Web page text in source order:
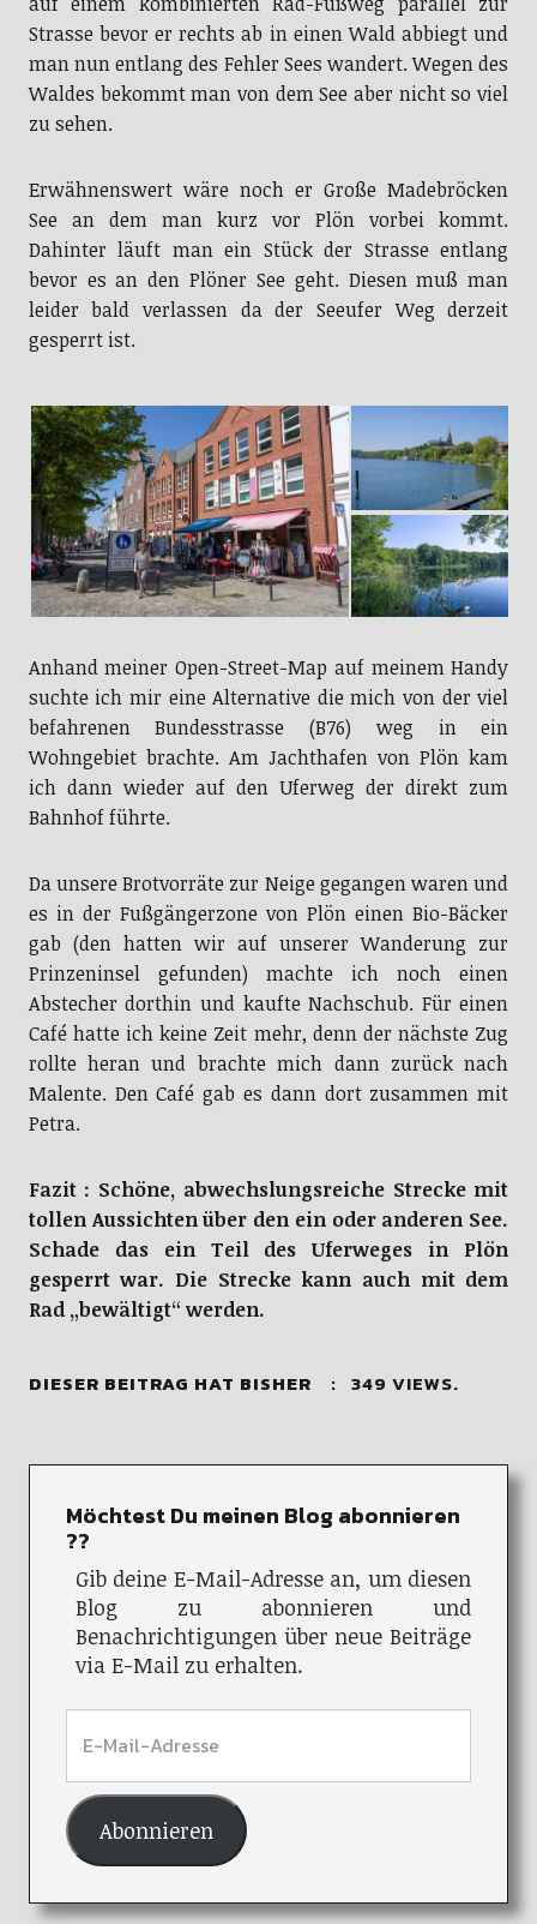
Strasse bevor er rechts ab in einen Wald abbiegt und
man nun entlang des Fehler Sees wandert. Wegen des
Waldes bekommt man von dem See aber nicht so viel
zu sehen.
Erwähnenswert wäre noch er Große Madebröcken
See an dem man kurz vor Plön vorbei kommt.
Dahinter läuft man ein Stück der Strasse entlang
bevor es an den Plöner See geht. Diesen muß man
leider bald verlassen da der Seeufer Weg derzeit
gesperrt ist.
Anhand meiner Open-Street-Map auf meinem Handy
suchte ich mir eine Alternative die mich von der viel
befahrenen Bundesstrasse (B76) weg in ein
Wohngebiet brachte. Am Jachthafen von Plön kam
ich dann wieder auf den Uferweg der direkt zum
Bahnhof führte.
Da unsere Brotvorräte zur Neige gegangen waren und
es in der Fußgängerzone von Plön einen Bio-Bäcker
gab (den hatten wir auf unserer Wanderung zur
Prinzeninsel gefunden) machte ich noch einen
Abstecher dorthin und kaufte Nachschub. Für einen
Café hatte ich keine Zeit mehr, denn der nächste Zug
rollte heran und brachte mich dann zurück nach
Malente. Den Café gab es dann dort zusammen mit
Petra.
Fazit : Schöne, abwechslungsreiche Strecke mit
tollen Aussichten über den ein oder anderen See.
Schade das ein Teil des Uferweges in Plön
gesperrt war. Die Strecke kann auch mit dem
Rad „bewältigt“ werden.
DIESER BEITRAG HAT BISHER : 349 VIEWS.
Möchtest Du meinen Blog abonnieren
??
Gib deine E-Mail-Adresse an, um diesen
Blog zu abonnieren und
Benachrichtigungen über neue Beiträge
via E-Mail zu erhalten.
Abonnieren